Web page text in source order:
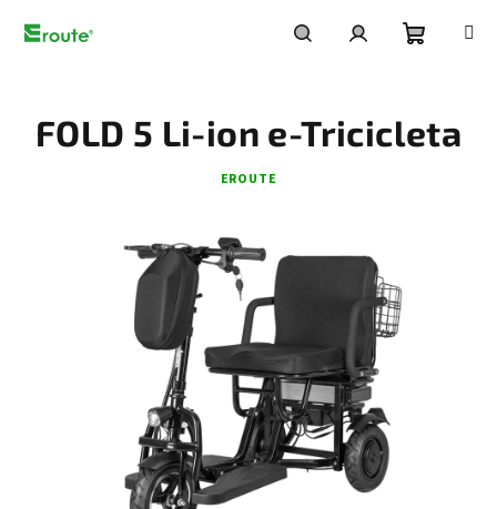
de
FOLD 5 Li-ion e-Tricicleta
EROUTE